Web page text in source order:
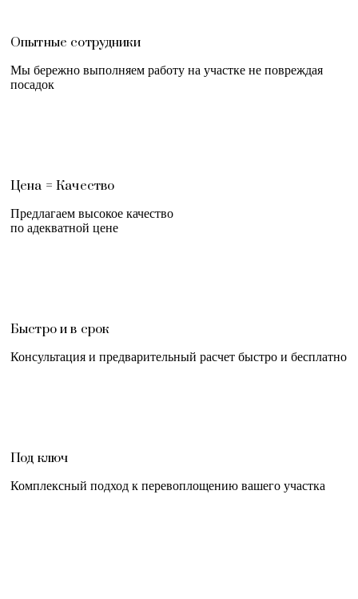
Опытные сотрудники
Мы бережно выполняем работу на участке не повреждая
посадок
Цена = Качество
Предлагаем высокое качество
по адекватной цене
Быстро и в срок
Консультация и предварительный расчет быстро и бесплатно
Под ключ
Комплексный подход к перевоплощению вашего участка